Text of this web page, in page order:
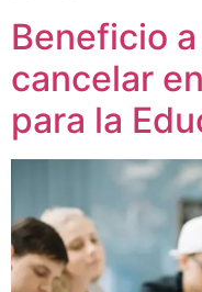
Beneficio
cancelar
para la